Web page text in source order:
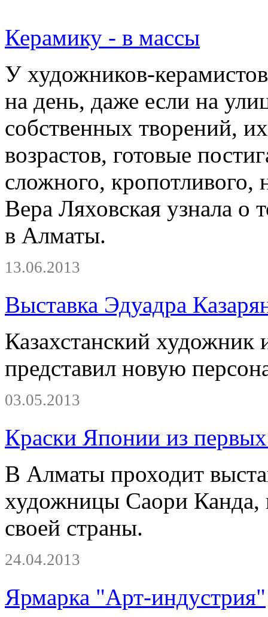
Керамику - в массы
У художников-
на день, даже если на
собственных творений,
возрастов, готовые
сложного, кропотливого,
Вера Ляховская узнала о
в Алматы.
13.06.2013
Выставка Эдуадра
Казахстанский художник
представил новую
03.05.2013
Краски Японии из
В Алматы проходит
художницы Саори Канда,
своей страны.
24.04.2013
Ярмарка "Арт-индустрия"